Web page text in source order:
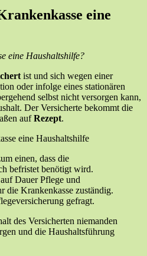
eine
eine Haushaltshilfe?
ist und sich wegen einer
oder infolge eines stationären
selbst nicht versorgen kann,
Der Versicherte bekommt die
aufRezept.
einen, dass die
befristet benötigt wird.
Dauer Pflege und
die Krankenkasse zuständig.
gefragt.
des Versicherten niemanden
und die Haushaltsführung